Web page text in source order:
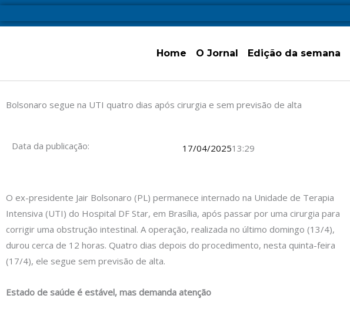
Ir
para
Home O Jornal Edição da semana
Bolsonaro segue na UTI quatro dias após cirurgia e sem previsão de alta
Data da publicação: 17/04/202513:29
O ex-presidente Jair Bolsonaro (PL) permanece internado na Unidade de Terapia
Intensiva (UTI) do Hospital DF Star, em Brasília, após passar por uma cirurgia para
corrigir uma obstrução intestinal. A operação, realizada no último domingo (13/4),
durou cerca de 12 horas. Quatro dias depois do procedimento, nesta quinta-feira
(17/4), ele segue sem previsão de alta.
Estado de saúde é estável, mas demanda atenção